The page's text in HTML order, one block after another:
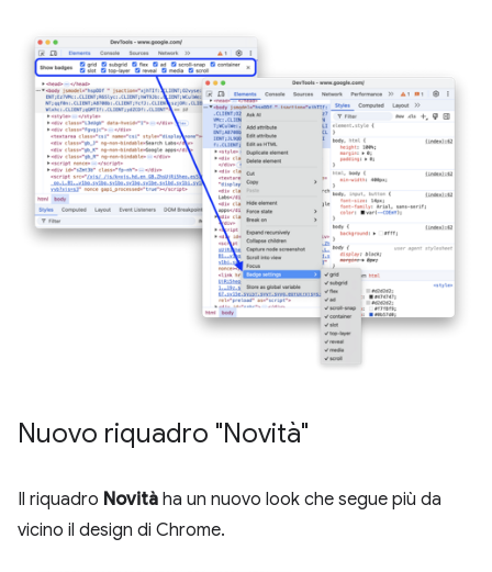
Nuovo riquadro "Novità"
Il riquadro Novità ha un nuovo look che segue più da
vicino il design di Chrome.